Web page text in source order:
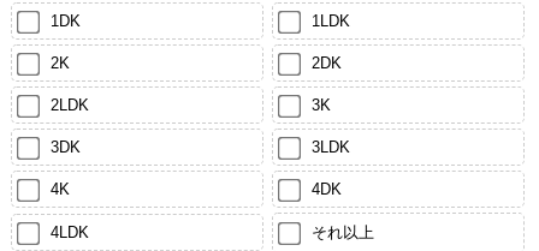
1DK 1LDK
2K 2DK
2LDK 3K
3DK 3LDK
4K 4DK
4LDK それ以上